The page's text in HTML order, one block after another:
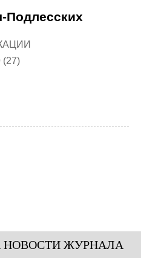
Подлесских
(27)
ЖУРНАЛА